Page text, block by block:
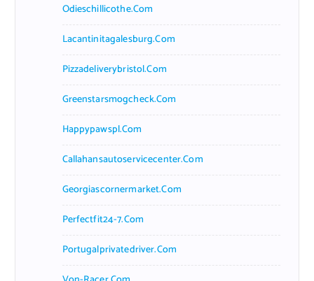
Odieschillicothe.com
Lacantinitagalesburg.com
Pizzadeliverybristol.com
Greenstarsmogcheck.com
Happypawspl.com
Callahansautoservicecenter.com
Georgiascornermarket.com
Perfectfit24-7.com
Portugalprivatedriver.com